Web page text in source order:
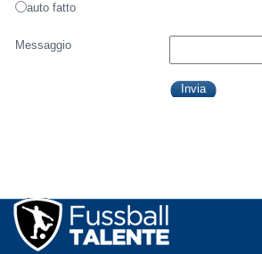
auto fatto
Messaggio